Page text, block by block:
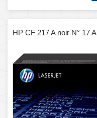
HP CF 217 A noir N° 17 A